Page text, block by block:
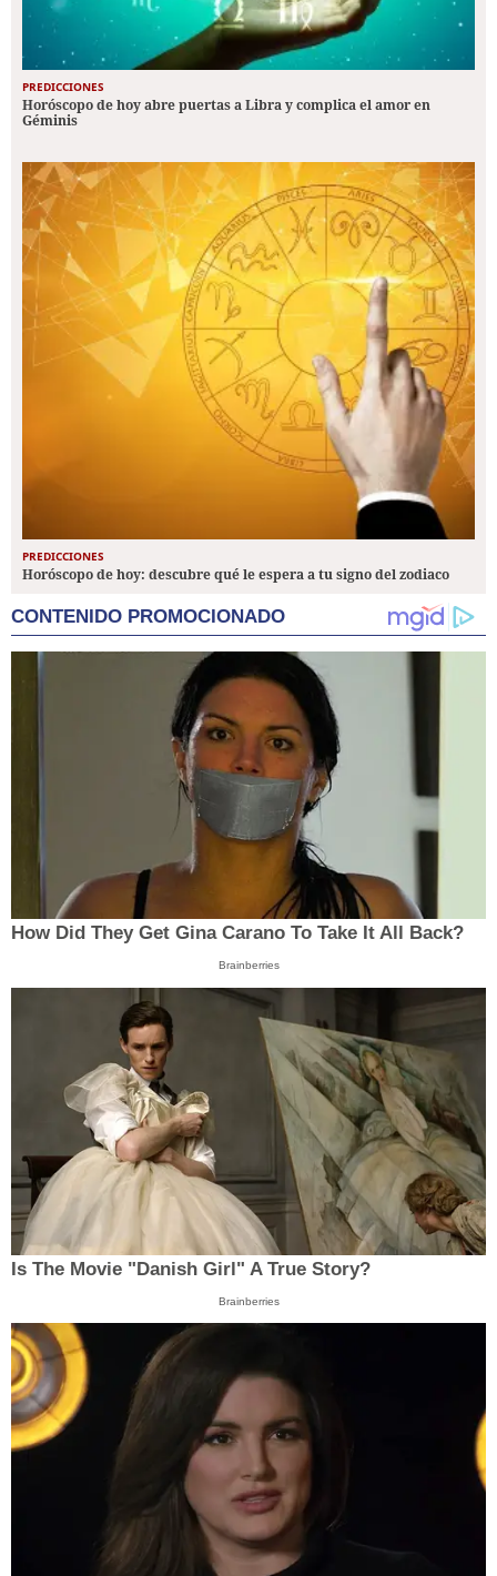
PREDICCIONES
Horóscopo de hoy abre puertas a Libra y complica el amor en
Géminis
PREDICCIONES
Horóscopo de hoy: descubre qué le espera a tu signo del zodiaco
CONTENIDO PROMOCIONADO
How Did They Get Gina Carano To Take It All Back?
Brainberries
Is The Movie "Danish Girl" A True Story?
Brainberries